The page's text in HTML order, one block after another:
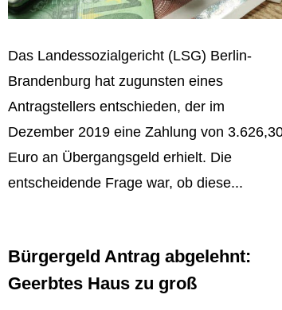
Das Landessozialgericht (LSG) Berlin-
Brandenburg hat zugunsten eines
Antragstellers entschieden, der im
Dezember 2019 eine Zahlung von
Euro an Übergangsgeld erhielt. Die
entscheidende Frage war, ob diese...
Bürgergeld Antrag abgelehnt:
Geerbtes Haus zu groß